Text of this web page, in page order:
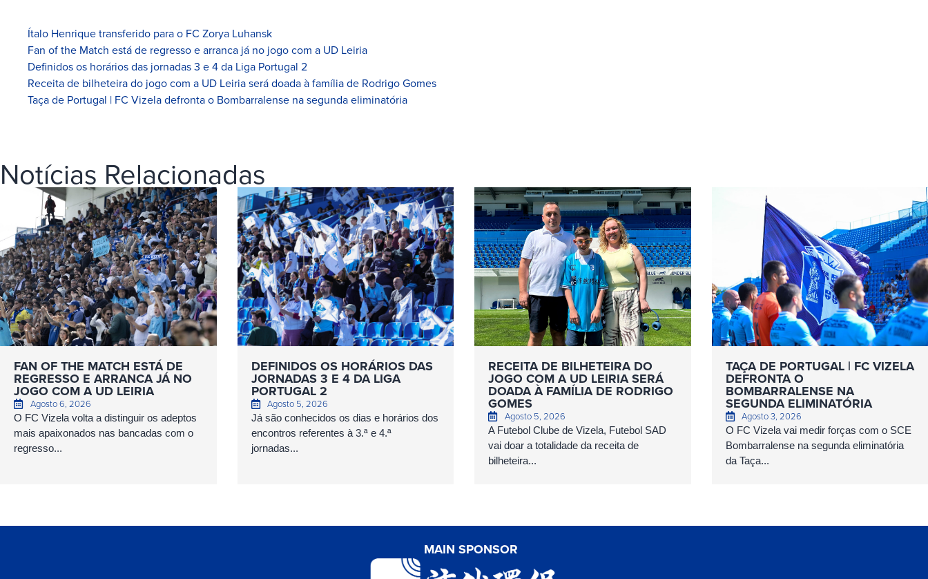
Ítalo Henrique transferido para o FC Zorya Luhansk
Fan of the Match está de regresso e arranca já no jogo com a UD Leiria
Definidos os horários das jornadas 3 e 4 da Liga Portugal 2
Receita de bilheteira do jogo com a UD Leiria será doada à família de Rodrigo Gomes
Taça de Portugal | FC Vizela defronta o Bombarralense na segunda eliminatória
Notícias Relacionadas
FAN OF THE MATCH ESTÁ DE
REGRESSO E ARRANCA JÁ NO
JOGO COM A UD LEIRIA
Agosto 6, 2026
O FC Vizela volta a distinguir os adeptos
mais apaixonados nas bancadas com o
regresso...
DEFINIDOS OS HORÁRIOS DAS
JORNADAS 3 E 4 DA LIGA
PORTUGAL 2
Agosto 5, 2026
Já são conhecidos os dias e horários dos
encontros referentes à 3.ª e 4.ª
jornadas...
RECEITA DE BILHETEIRA DO
JOGO COM A UD LEIRIA SERÁ
DOADA À FAMÍLIA DE RODRIGO
GOMES
Agosto 5, 2026
A Futebol Clube de Vizela, Futebol SAD
vai doar a totalidade da receita de
bilheteira...
TAÇA DE PORTUGAL | FC VIZELA
DEFRONTA O
BOMBARRALENSE NA
SEGUNDA ELIMINATÓRIA
Agosto 3, 2026
O FC Vizela vai medir forças com o SCE
Bombarralense na segunda eliminatória
da Taça...
MAIN SPONSOR